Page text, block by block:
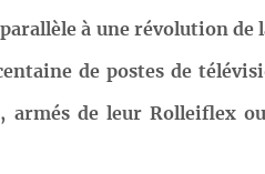
parallèle à une révolution
de postes de
armés de leur Rolleiflex